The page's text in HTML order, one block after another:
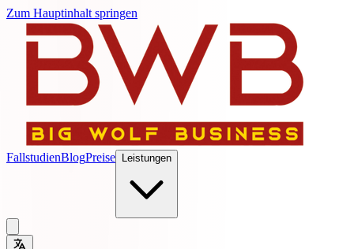
Zum Hauptinhalt springen
FallstudienBlogPreise Leistungen